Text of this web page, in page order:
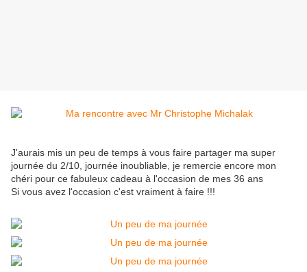
J'aurais mis un peu de temps à vous faire partager ma super
journée du 2/10, journée inoubliable, je remercie encore mon
chéri pour ce fabuleux cadeau à l'occasion de mes 36 ans
Si vous avez l'occasion c'est vraiment à faire !!!